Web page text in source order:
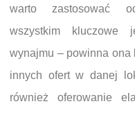
warto zastosować
wszystkim kluczowe
wynajmu – powinna ona
innych ofert w danej
również oferowanie